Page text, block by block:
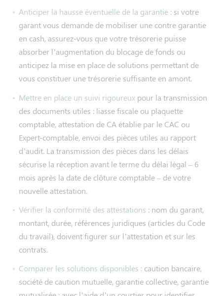
Anticiper la hausse éventuelle de la garantie: si votre
garant vous demande de mobiliser une contre garantie
en cash, assurez-vous que votre trésorerie puisse
absorber l’augmentation du blocage de fonds ou
anticipez la mise en place de solutions permettant de
vous constituer une trésorerie suffisante en amont.
Mettre en place un suivi rigoureuxpour la transmission
des documents utiles : liasse fiscale ou plaquette
comptable, attestation de CA établie par le CAC ou
Expert-comptable, envoi des pièces utiles au rapport
d’audit. La transmission des pièces dans les délais
sécurise la réception avant le terme du délai légal – 6
mois après la date de clôture comptable – de votre
nouvelle attestation.
Vérifier la conformité des attestations : nom du garant,
montant, durée, références juridiques (articles du Code
du travail), doivent figurer sur l’attestation et sur les
contrats.
Comparer les solutions disponibles : caution bancaire,
société de caution mutuelle, garantie collective, garantie